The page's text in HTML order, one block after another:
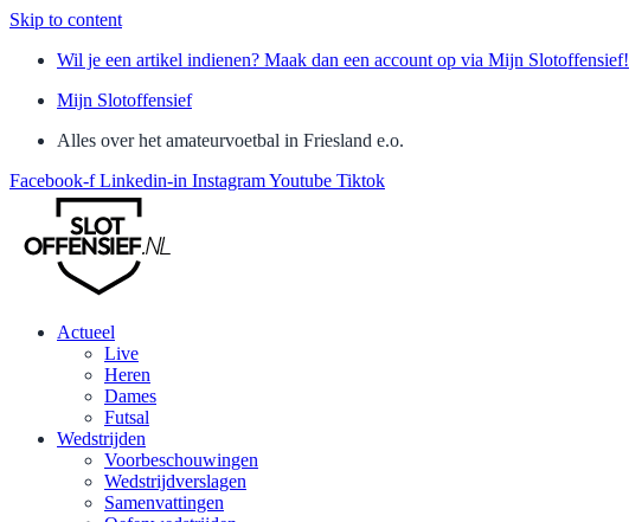
Skip to content
Wil je een artikel indienen? Maak dan een account op via Mijn Slotoffensief!
Mijn Slotoffensief
Alles over het amateurvoetbal in Friesland e.o.
Facebook-f Linkedin-in InstagramYoutube Tiktok
Actueel
Live
Heren
Dames
Futsal
Wedstrijden
Voorbeschouwingen
Wedstrijdverslagen
Samenvattingen